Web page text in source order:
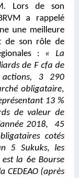
Lors de son
a rappelé
une meilleure
de son rôle de
: « La
de F cfa de
actions, 3 290
obligataire,
13 %
de valeur de
2018, 45
cotés
5 Sukuks, les
la 6e Bourse
CEDEAO (après